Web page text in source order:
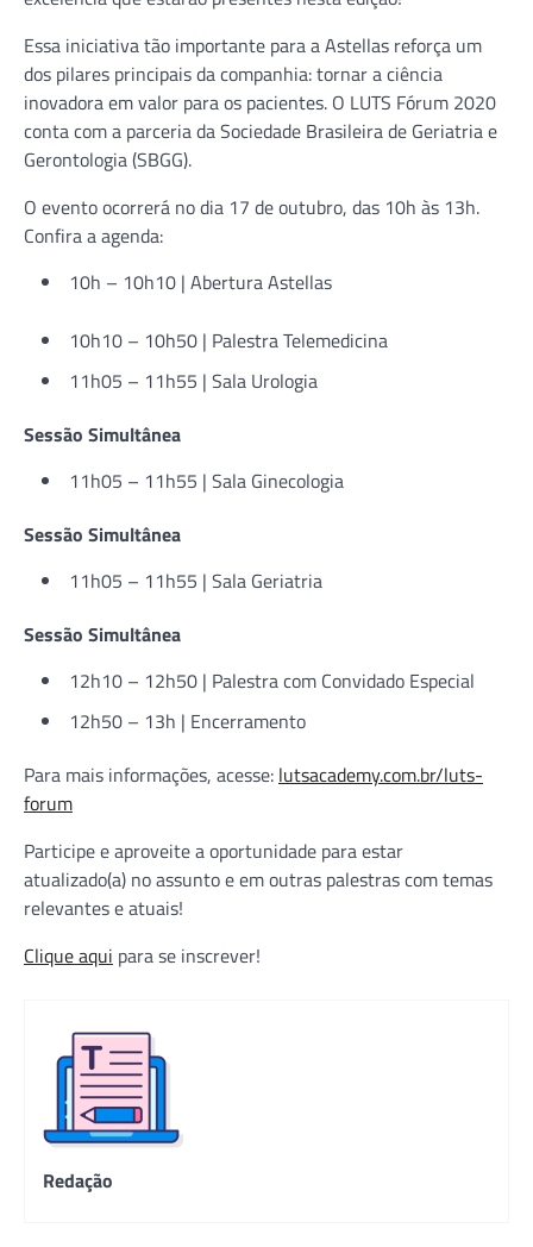
Essa iniciativa tão importante para a Astellas reforça um
dos pilares principais da companhia: tornar a ciência
inovadora em valor para os pacientes. O LUTS Fórum 2020
conta com a parceria da Sociedade Brasileira de Geriatria e
Gerontologia (SBGG).
O evento ocorrerá no dia 17 de outubro, das 10h às 13h.
Confira a agenda:
10h – 10h10 | Abertura Astellas
10h10 – 10h50 | Palestra Telemedicina
11h05 – 11h55 | Sala Urologia
Sessão Simultânea
11h05 – 11h55 | Sala Ginecologia
Sessão Simultânea
11h05 – 11h55 | Sala Geriatria
Sessão Simultânea
12h10 – 12h50 | Palestra com Convidado Especial
12h50 – 13h | Encerramento
Para mais informações, acesse: lutsacademy.com.br/luts-
forum
Participe e aproveite a oportunidade para estar
atualizado(a) no assunto e em outras palestras com temas
relevantes e atuais!
Cliqueaqui para se inscrever!
Redação